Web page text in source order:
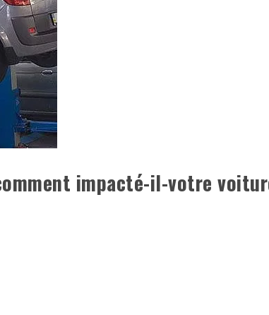
impacté-il-votre